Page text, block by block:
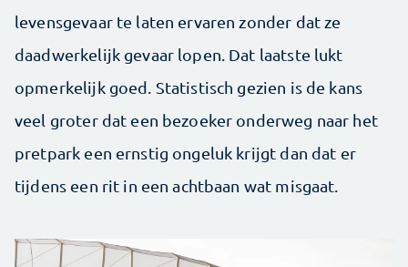
levensgevaar te laten ervaren zonder dat ze
daadwerkelijk gevaar lopen. Dat laatste lukt
opmerkelijk goed. Statistisch gezien is de kans
veel groter dat een bezoeker onderweg naar het
pretpark een ernstig ongeluk krijgt dan dat er
tijdens een rit in een achtbaan wat misgaat.